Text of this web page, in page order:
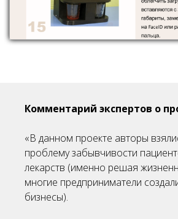
Комментарий экспертов о
«В данном проекте авторы
проблему забывчивости
лекарств (именно решая
многие предприниматели
бизнесы).